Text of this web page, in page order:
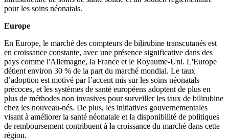
pour les soins néonatals.
Europe
En Europe, le marché des compteurs de bilirubine transcutanés est
en croissance constante, avec une présence significative dans des
pays comme l'Allemagne, la France et le Royaume-Uni. L'Europe
détient environ 30 % de la part du marché mondial. Le taux
d’adoption est motivé par l’accent mis sur les soins néonatals
précoces, et les systèmes de santé européens adoptent de plus en
plus de méthodes non invasives pour surveiller les taux de bilirubine
chez les nouveau-nés. De plus, les initiatives gouvernementales
visant à améliorer la santé néonatale et la disponibilité de politiques
de remboursement contribuent à la croissance du marché dans cette
région.